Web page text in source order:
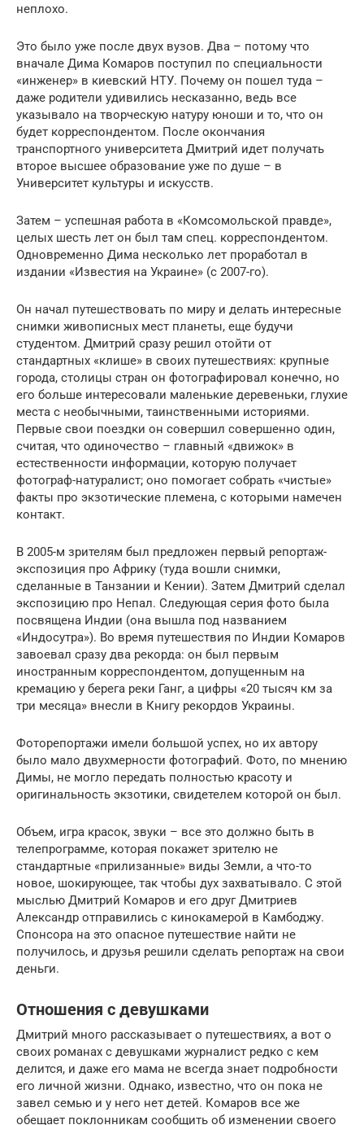
неплохо.
Это было уже после двух вузов. Два – потому что
вначале Дима Комаров поступил по специальности
«инженер» в киевский НТУ. Почему он пошел туда –
даже родители удивились несказанно, ведь все
указывало на творческую натуру юноши и то, что он
будет корреспондентом. После окончания
транспортного университета Дмитрий идет получать
второе высшее образование уже по душе – в
Университет культуры и искусств.
Затем – успешная работа в «Комсомольской правде»,
целых шесть лет он был там спец. корреспондентом.
Одновременно Дима несколько лет проработал в
издании «Известия на Украине» (с 2007-го).
Он начал путешествовать по миру и делать интересные
снимки живописных мест планеты, еще будучи
студентом. Дмитрий сразу решил отойти от
стандартных «клише» в своих путешествиях: крупные
города, столицы стран он фотографировал конечно, но
его больше интересовали маленькие деревеньки, глухие
места с необычными, таинственными историями.
Первые свои поездки он совершил совершенно один,
считая, что одиночество – главный «движок» в
естественности информации, которую получает
фотограф-натуралист; оно помогает собрать «чистые»
факты про экзотические племена, с которыми намечен
контакт.
В 2005-м зрителям был предложен первый репортаж-
экспозиция про Африку (туда вошли снимки,
сделанные в Танзании и Кении). Затем Дмитрий сделал
экспозицию про Непал. Следующая серия фото была
посвящена Индии (она вышла под названием
«Индосутра»). Во время путешествия по Индии Комаров
завоевал сразу два рекорда: он был первым
иностранным корреспондентом, допущенным на
кремацию у берега реки Ганг, а цифры «20 тысяч км за
три месяца» внесли в Книгу рекордов Украины.
Фоторепортажи имели большой успех, но их автору
было мало двухмерности фотографий. Фото, по мнению
Димы, не могло передать полностью красоту и
оригинальность экзотики, свидетелем которой он был.
Объем, игра красок, звуки – все это должно быть в
телепрограмме, которая покажет зрителю не
стандартные «прилизанные» виды Земли, а что-то
новое, шокирующее, так чтобы дух захватывало. С этой
мыслью Дмитрий Комаров и его друг Дмитриев
Александр отправились с кинокамерой в Камбоджу.
Спонсора на это опасное путешествие найти не
получилось, и друзья решили сделать репортаж на свои
деньги.
Отношения с девушками
Дмитрий много рассказывает о путешествиях, а вот о
своих романах с девушками журналист редко с кем
делится, и даже его мама не всегда знает подробности
его личной жизни. Однако, известно, что он пока не
завел семью и у него нет детей. Комаров все же
обещает поклонникам сообщить об изменении своего